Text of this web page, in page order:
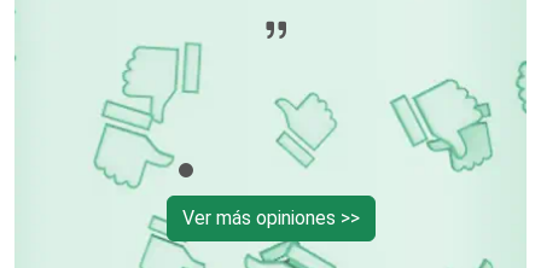
Cibercafés
Clínicas de Belleza
Ver más opiniones >>